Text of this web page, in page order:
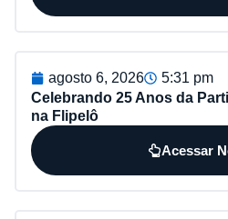
agosto 6, 2026
5:31 pm
Celebrando 25 Anos da
na Flipelô
Acessar